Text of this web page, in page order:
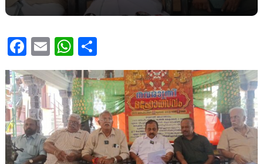
Facebook
Email WhatsApp